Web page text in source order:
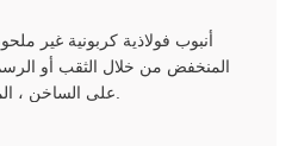
أنبوب فولاذية كربونية غير
المنخفض من خلال الثقب أو